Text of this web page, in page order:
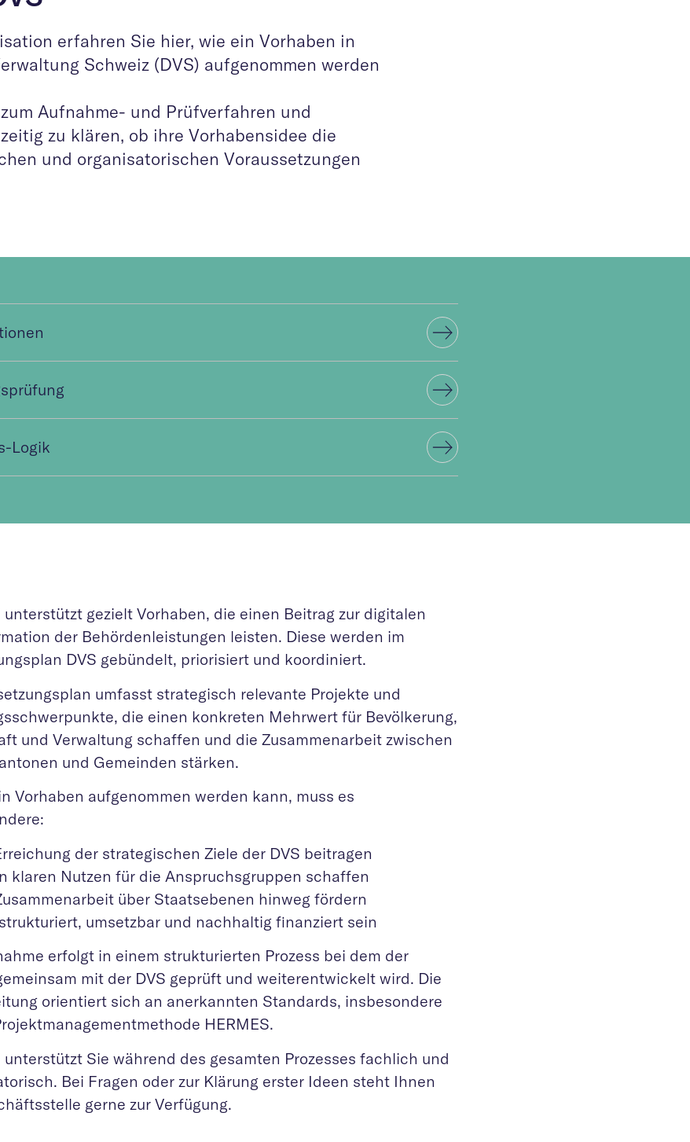
erfahren Sie hier, wie ein Vorhaben in
Schweiz (DVS) aufgenommen werden
Aufnahme- und Prüfverfahren und
zu klären, ob ihre Vorhabensidee die
und organisatorischen Voraussetzungen
Logik
unterstützt gezielt Vorhaben, die einen Beitrag zur digitalen
der Behördenleistungen leisten. Diese werden im
DVS gebündelt, priorisiert und koordiniert.
umfasst strategisch relevante Projekte und
die einen konkreten Mehrwert für Bevölkerung,
und Verwaltung schaffen und die Zusammenarbeit zwischen
und Gemeinden stärken.
Vorhaben aufgenommen werden kann, muss es
der strategischen Ziele der DVS beitragen
klaren Nutzen für die Anspruchsgruppen schaffen
über Staatsebenen hinweg fördern
umsetzbar und nachhaltig finanziert sein
erfolgt in einem strukturierten Prozess bei dem der
mit der DVS geprüft und weiterentwickelt wird. Die
orientiert sich an anerkannten Standards, insbesondere
HERMES.
unterstützt Sie während des gesamten Prozesses fachlich und
Bei Fragen oder zur Klärung erster Ideen steht Ihnen
gerne zur Verfügung.